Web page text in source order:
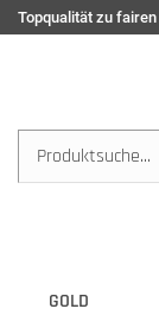
Topqualität zu
GOLD